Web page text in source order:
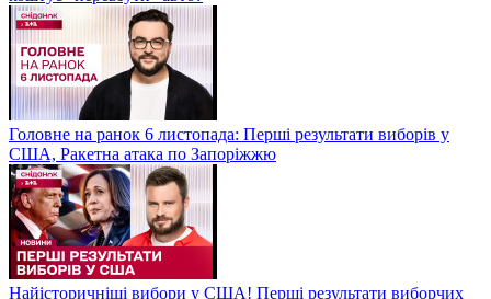
Головне на ранок 6 листопада: Перші результати виборів у
США, Ракетна атака по Запоріжжю
Найісторичніші вибори у США! Перші результати виборчих